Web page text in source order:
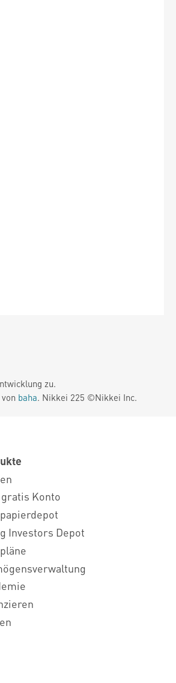
zu.
baha. Nikkei 225 ©Nikkei Inc.
gratis Konto
Investors Depot